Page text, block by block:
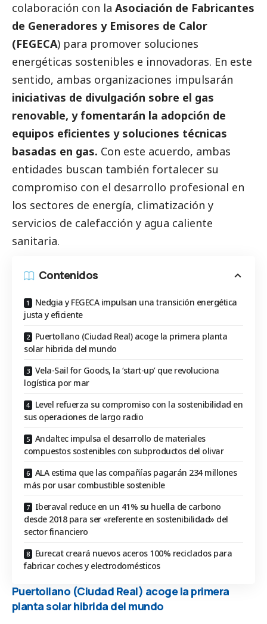
colaboración con la Asociación de Fabricantes
de Generadores y Emisores de Calor
(FEGECA) para promover soluciones
energéticas sostenibles e innovadoras. En este
sentido, ambas organizaciones impulsarán
iniciativas de divulgación sobre el gas
renovable, y fomentarán la adopción de
equipos eficientes y soluciones técnicas
basadas en gas. Con este acuerdo, ambas
entidades buscan también fortalecer su
compromiso con el desarrollo profesional en
los sectores de energía, climatización y
servicios de calefacción y agua caliente
sanitaria.
Contenidos
Nedgia y FEGECA impulsan una transición energética
justa y eficiente
Puertollano (Ciudad Real) acoge la primera planta
solar hibrida del mundo
Vela-Sail for Goods, la ‘start-up’ que revoluciona
logística por mar
Level refuerza su compromiso con la sostenibilidad en
sus operaciones de largo radio
Andaltec impulsa el desarrollo de materiales
compuestos sostenibles con subproductos del olivar
ALA estima que las compañías pagarán 234 millones
más por usar combustible sostenible
Iberaval reduce en un 41% su huella de carbono
desde 2018 para ser «referente en sostenibilidad» del
sector financiero
Eurecat creará nuevos aceros 100% reciclados para
fabricar coches y electrodomésticos
Puertollano (Ciudad Real) acoge la primera
planta solar hibrida del mundo